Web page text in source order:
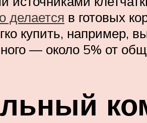
делается в готовых
купить,
— около 5% от